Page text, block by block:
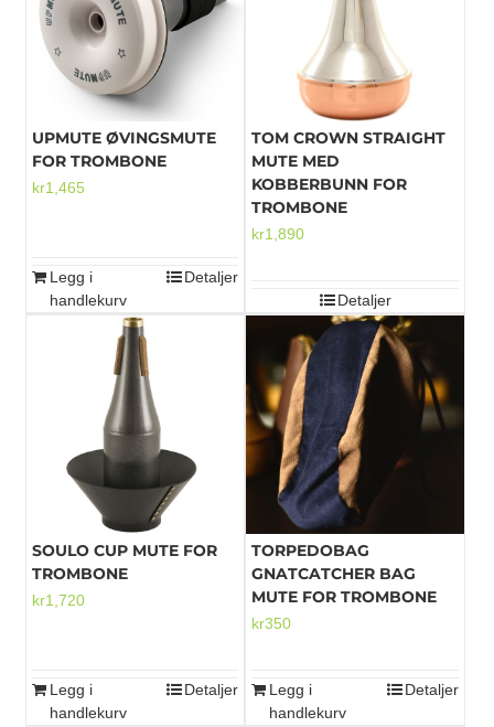
UPMUTE ØVINGSMUTE
FOR TROMBONE
kr1,465
Legg i
handlekurv
Detaljer
TOM CROWN STRAIGHT
MUTE MED
KOBBERBUNN FOR
TROMBONE
kr1,890
Detaljer
SOULO CUP MUTE FOR
TROMBONE
kr1,720
Legg i
handlekurv
Detaljer
TORPEDOBAG
GNATCATCHER BAG
MUTE FOR TROMBONE
kr350
Legg i
handlekurv
Detaljer